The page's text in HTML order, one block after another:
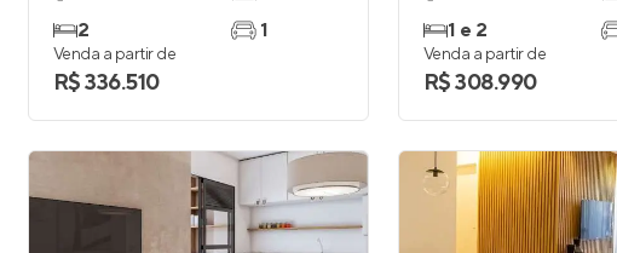
2
1
Venda a partir de
R$ 336.510
1 e 2
Venda a partir de
R$ 308.990